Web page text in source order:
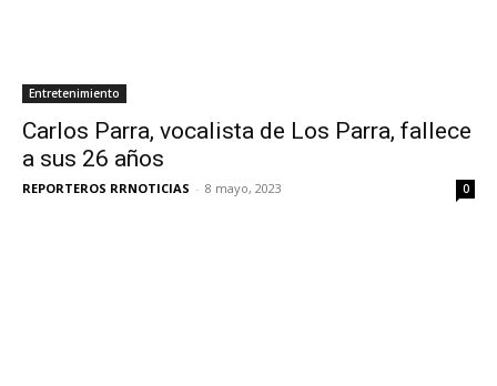
Entretenimiento
Carlos Parra, vocalista de Los Parra, fallece
a sus 26 años
REPORTEROS RRNOTICIAS - 8 mayo, 2023 0